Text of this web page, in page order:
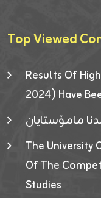
Top Viewed
Results Of
2024) Have
مامۆستایان
The University
Of The
Studies